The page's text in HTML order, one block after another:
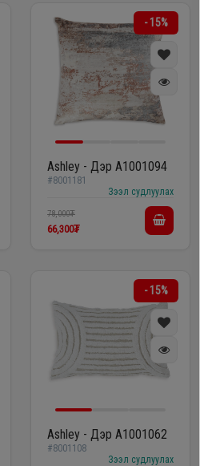
- 15%
Ashley - Дэр A1001094
#8001181
Зээл судлуулах
78,000₮
66,300₮
- 15%
Ashley - Дэр A1001062
#8001108
Зээл судлуулах